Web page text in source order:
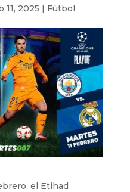
11, 2025 | Fútbol
el Etihad